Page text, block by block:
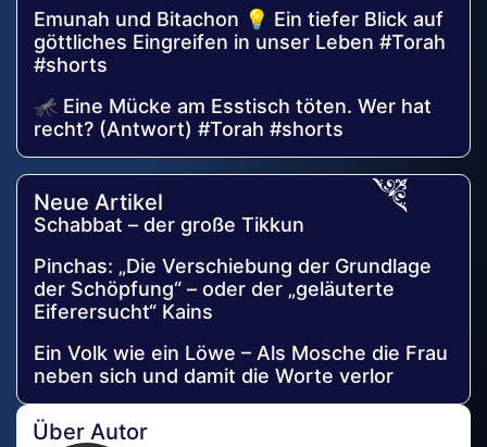
Emunah und Bitachon 💡 Ein tiefer Blick auf
göttliches Eingreifen in unser Leben #Torah
#shorts
🦟 Eine Mücke am Esstisch töten. Wer hat
recht? (Antwort) #Torah #shorts
Neue Artikel
Schabbat – der große Tikkun
Pinchas: „Die Verschiebung der Grundlage
der Schöpfung“ – oder der „geläuterte
Eiferersucht“ Kains
Ein Volk wie ein Löwe – Als Mosche die Frau
neben sich und damit die Worte verlor
Über Autor